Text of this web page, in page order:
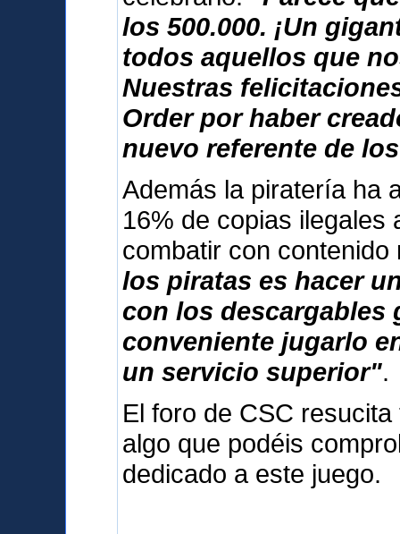
los 500.000. ¡Un
todos aquellos que
Nuestras
Order por haber
nuevo referente de
Además la piratería ha
16% de copias ilegales
combatir con
los piratas es hacer
con los descargables
conveniente jugarlo
un servicio superior".
El foro de CSC
algo que podéis
dedicado a este juego.